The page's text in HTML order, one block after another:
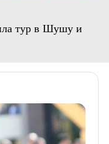
тур в Шушу и